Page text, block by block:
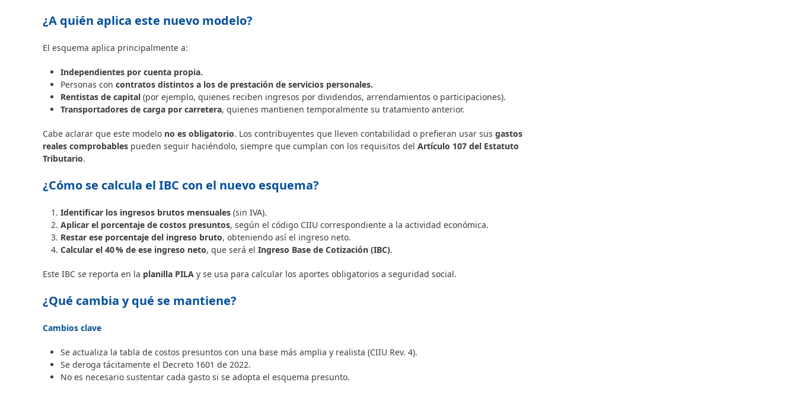
¿A quién aplica este nuevo modelo?
El esquema aplica principalmente a:
Independientes por cuenta propia.
Personas con contratos distintos a los de prestación de servicios personales.
Rentistas de capital (por ejemplo, quienes reciben ingresos por dividendos, arrendamientos o participaciones).
Transportadores de carga por carretera, quienes mantienen temporalmente su tratamiento anterior.
Cabe aclarar que este modelo no es obligatorio. Los contribuyentes que lleven contabilidad o prefieran usar sus gastos
reales comprobables pueden seguir haciéndolo, siempre que cumplan con los requisitos del Artículo 107 del Estatuto
Tributario.
¿Cómo se calcula el IBC con el nuevo esquema?
Identificar los ingresos brutos mensuales (sin IVA).
Aplicar el porcentaje de costos presuntos, según el código CIIU correspondiente a la actividad económica.
Restar ese porcentaje del ingreso bruto, obteniendo así el ingreso neto.
Calcular el 40 % de ese ingreso neto, que será el Ingreso Base de Cotización (IBC).
Este IBC se reporta en la planilla PILA y se usa para calcular los aportes obligatorios a seguridad social.
¿Qué cambia y qué se mantiene?
Cambios clave
Se actualiza la tabla de costos presuntos con una base más amplia y realista (CIIU Rev. 4).
Se deroga tácitamente el Decreto 1601 de 2022.
No es necesario sustentar cada gasto si se adopta el esquema presunto.